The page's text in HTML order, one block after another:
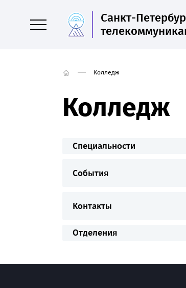
Санкт-
Колледж
Колледж
Специальности
События
Контакты
Отделения